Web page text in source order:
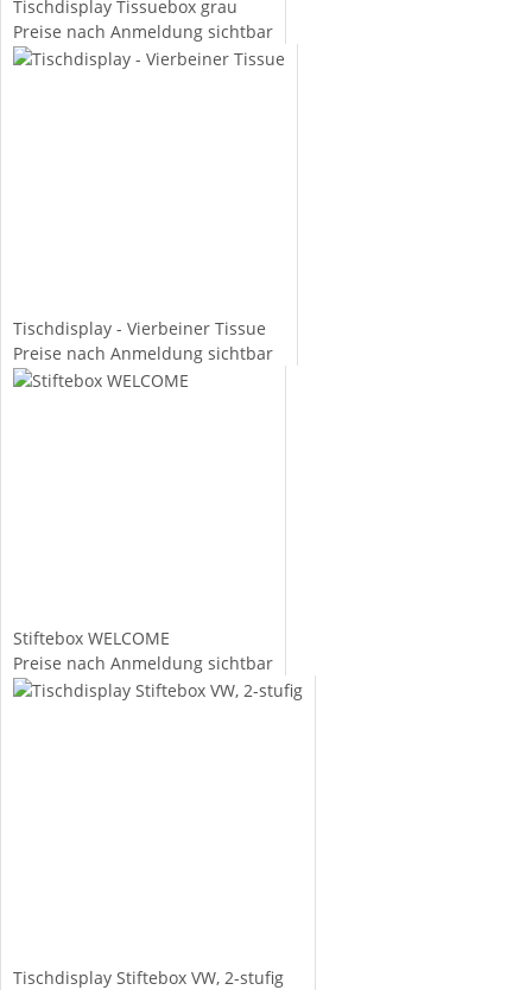
Tischdisplay Tissuebox grau
Preise nach Anmeldung sichtbar
Tischdisplay - Vierbeiner Tissue
Preise nach Anmeldung sichtbar
Stiftebox WELCOME
Preise nach Anmeldung sichtbar
Tischdisplay Stiftebox VW, 2-stufig